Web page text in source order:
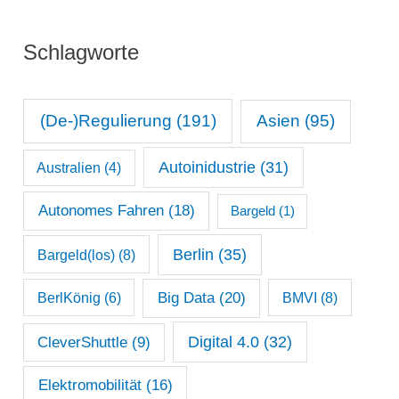
n
a
a
h
Schlagworte
(De-)Regulierung (191) Asien (95)
Australien (4) Autoinidustrie(31)
Autonomes Fahren(18) Bargeld(1)
Bargeld(los)(8) Berlin (35)
BerlKönig (6) Big Data(20) BMVI (8)
CleverShuttle (9) Digital 4.0(32)
Elektromobilität(16)